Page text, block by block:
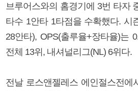
브루어스와의 홈경기에 3번 타자
타수 1안타 1타점을 수확했다. 시
28안타), OPS(출루율+장타율)는
전체 13위, 내셔널리그(NL) 6위다.
전날 로스앤젤레스 에인절스전에